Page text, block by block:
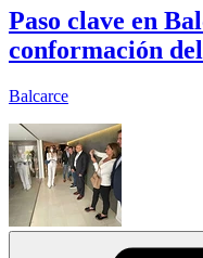
Paso clave en
conformación
Balcarce